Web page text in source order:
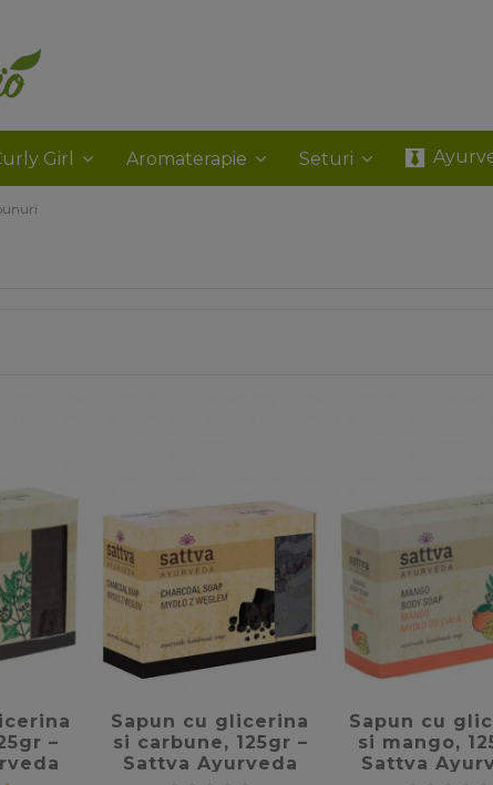
Girl Aromaterapie Seturi
–
Sapun cu glicerina
si carbune, 125gr –
Sattva Ayurveda
Sapun cu
si mango,
Sattva